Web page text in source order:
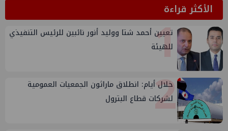
الأكثر قراءة1
تعيين أحمد شتا ووليد أنور نائبين للرئيس التنفيذي
للهيئة
2
خلال أيام: انطلاق ماراثون الجمعيات العمومية
لشركات قطاع البترول